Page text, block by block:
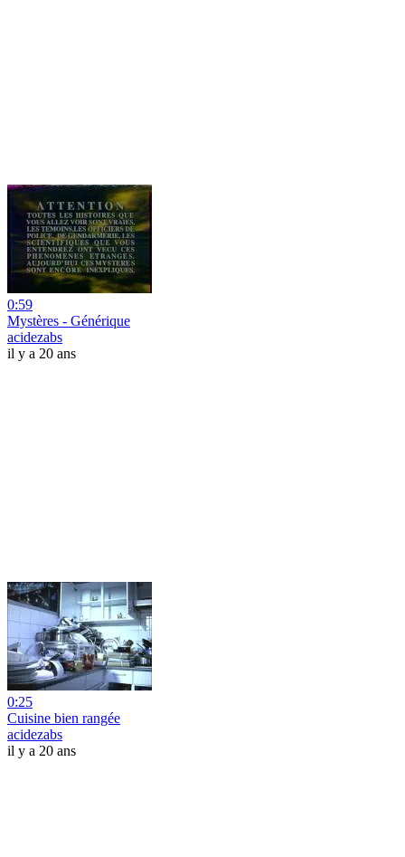
0:59
Mystères - Générique
acidezabs
il y a 20 ans
0:25
Cuisine bien rangée
acidezabs
il y a 20 ans